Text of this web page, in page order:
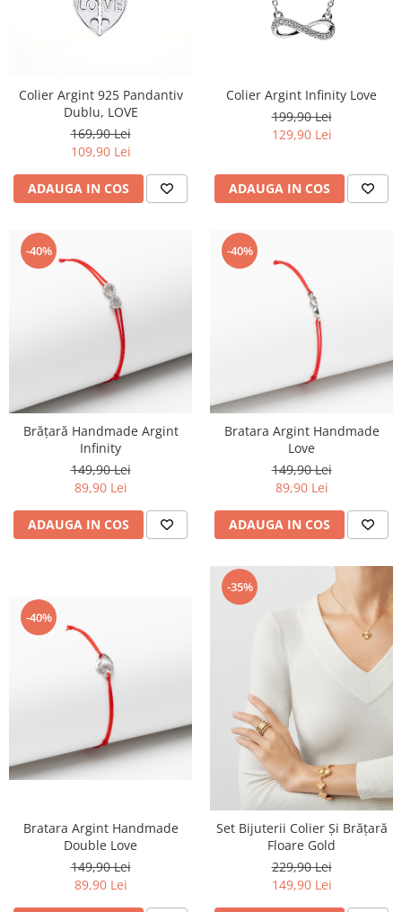
Colier Argint 925 Pandantiv
Dublu, LOVE
169,90 Lei
109,90 Lei
ADAUGA IN COS
Colier Argint Infinity Love
199,90 Lei
129,90 Lei
ADAUGA IN COS
-40%
Brățară Handmade Argint
Infinity
149,90 Lei
89,90 Lei
ADAUGA IN COS
-40%
Bratara Argint Handmade
Love
149,90 Lei
89,90 Lei
ADAUGA IN COS
-40%
Bratara Argint Handmade
Double Love
149,90 Lei
89,90 Lei
-35%
Set Bijuterii Colier Și Brățară
Floare Gold
229,90 Lei
149,90 Lei